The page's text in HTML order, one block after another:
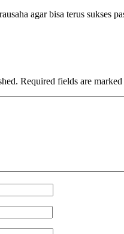
agar bisa terus sukses
Required fields are marked